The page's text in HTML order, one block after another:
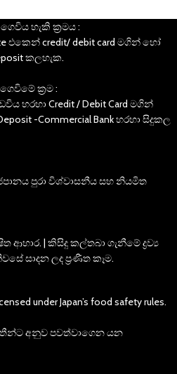
හැකි ක්‍රමය :
එකෙන් credit/ debit card මගින් හෝ
කලහැක.
ක්‍රම :
හරහා Credit / Debit Card මගින්
-Commercial Bank හරහා සිදුකල
පුරා විශ්වාසනීය සහ නියමිත
| කිසිදු කල්තබා ගැනීමේ ද්‍රව්‍ය
සාදන ලද ප්‍රණීත කෑම.
under Japan’s food safety rules.
අනුව පවත්වාගෙන යන